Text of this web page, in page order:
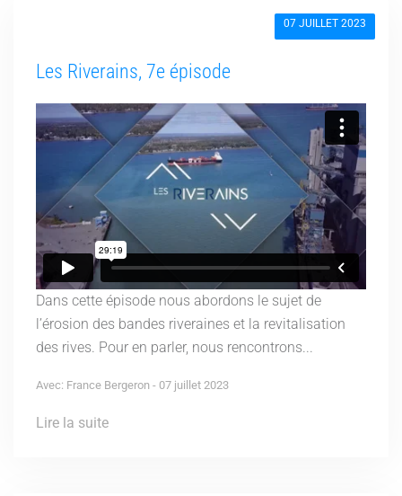
07 JUILLET 2023
Les Riverains, 7e épisode
Dans cette épisode nous abordons le sujet de
l’érosion des bandes riveraines et la revitalisation
des rives. Pour en parler, nous rencontrons...
Avec: France Bergeron - 07 juillet 2023
Lire la suite